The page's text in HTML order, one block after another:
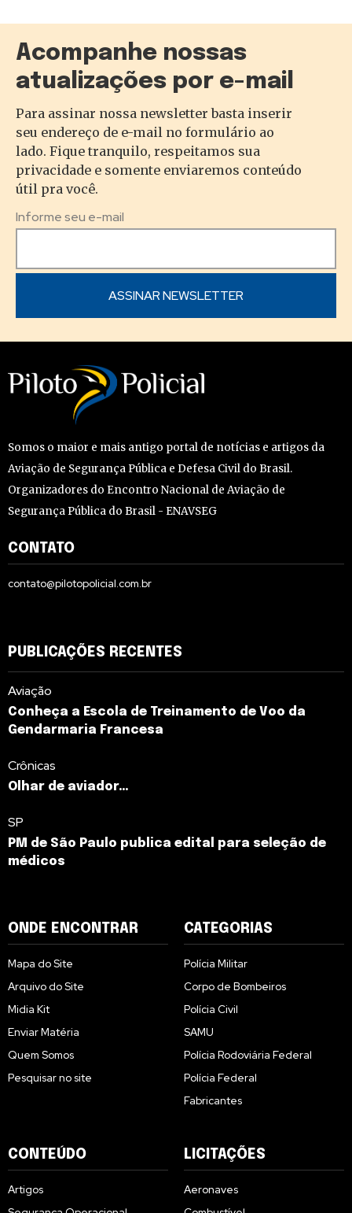
Acompanhe nossas
atualizações por e-mail
Para assinar nossa newsletter basta inserir
seu endereço de e-mail no formulário ao
lado. Fique tranquilo, respeitamos sua
privacidade e somente enviaremos conteúdo
útil pra você.
Informe seu e-mail
Somos o maior e mais antigo portal de notícias e artigos da
Aviação de Segurança Pública e Defesa Civil do Brasil.
Organizadores do Encontro Nacional de Aviação de
Segurança Pública do Brasil - ENAVSEG
CONTATO
contato@pilotopolicial.com.br
PUBLICAÇÕES RECENTES
Aviação
Conheça a Escola de Treinamento de Voo da
Gendarmaria Francesa
Crônicas
Olhar de aviador…
SP
PM de São Paulo publica edital para seleção de
médicos
ONDE ENCONTRAR
Mapa do Site
Arquivo do Site
Midia Kit
Enviar Matéria
Quem Somos
Pesquisar no site
CATEGORIAS
Polícia Militar
Corpo de Bombeiros
Polícia Civil
SAMU
Polícia Rodoviária Federal
Polícia Federal
Fabricantes
CONTEÚDO
Artigos
LICITAÇÕES
Aeronaves